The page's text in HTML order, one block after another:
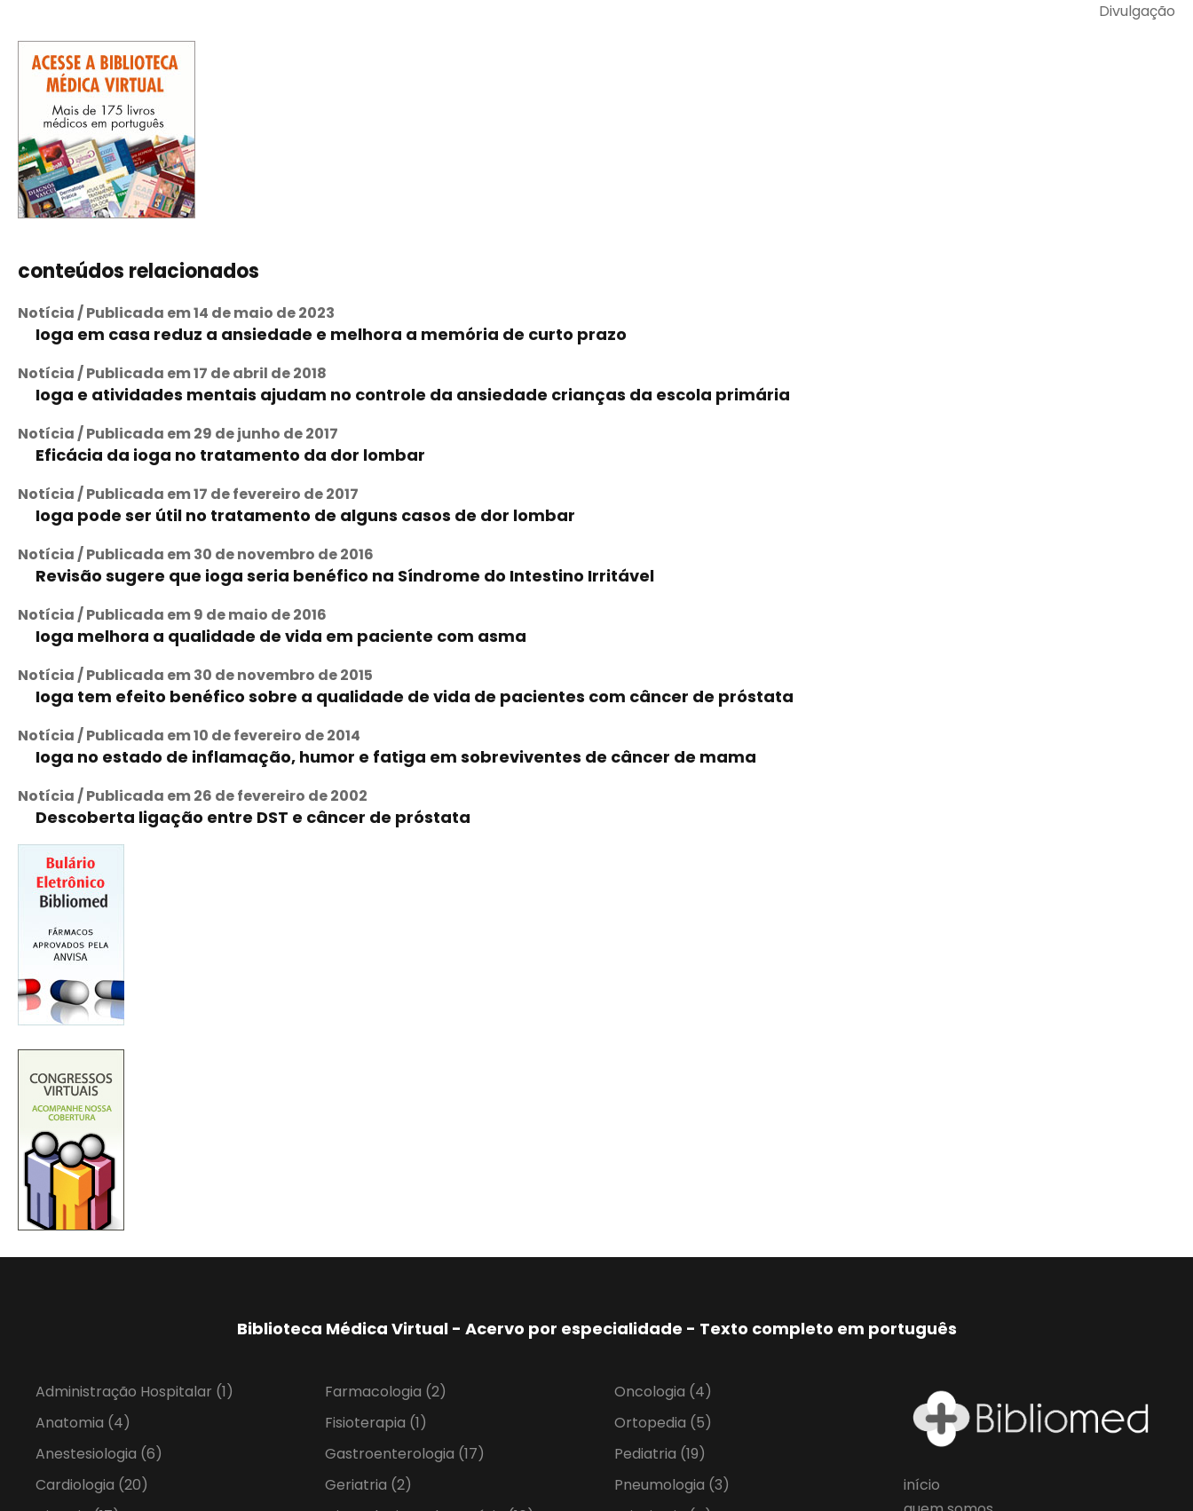
Divulgação
conteúdos relacionados
Notícia / Publicada em 14 de maio de 2023
Ioga em casa reduz a ansiedade e melhora a memória de curto prazo
Notícia / Publicada em 17 de abril de 2018
Ioga e atividades mentais ajudam no controle da ansiedade crianças da escola primária
Notícia / Publicada em 29 de junho de 2017
Eficácia da ioga no tratamento da dor lombar
Notícia / Publicada em 17 de fevereiro de 2017
Ioga pode ser útil no tratamento de alguns casos de dor lombar
Notícia / Publicada em 30 de novembro de 2016
Revisão sugere que ioga seria benéfico na Síndrome do Intestino Irritável
Notícia / Publicada em 9 de maio de 2016
Ioga melhora a qualidade de vida em paciente com asma
Notícia / Publicada em 30 de novembro de 2015
Ioga tem efeito benéfico sobre a qualidade de vida de pacientes com câncer de próstata
Notícia / Publicada em 10 de fevereiro de 2014
Ioga no estado de inflamação, humor e fatiga em sobreviventes de câncer de mama
Notícia / Publicada em 26 de fevereiro de 2002
Descoberta ligação entre DST e câncer de próstata
Biblioteca Médica Virtual - Acervo por especialidade - Texto completo em português
Administração Hospitalar (1)
Anatomia (4)
Anestesiologia (6)
Cardiologia (20)
Farmacologia (2)
Fisioterapia (1)
Gastroenterologia (17)
Geriatria (2)
Oncologia (4)
Ortopedia (5)
Pediatria (19)
Pneumologia (3)
início